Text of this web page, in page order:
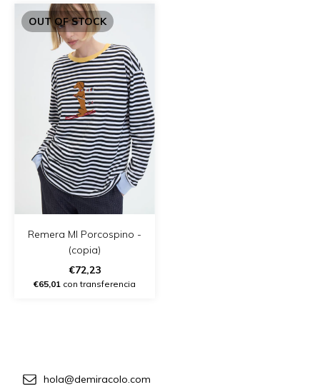
OUT OF STOCK
Remera Ml Porcospino -
(copia)
€72,23
€65,01 con transferencia
hola@demiracolo.com